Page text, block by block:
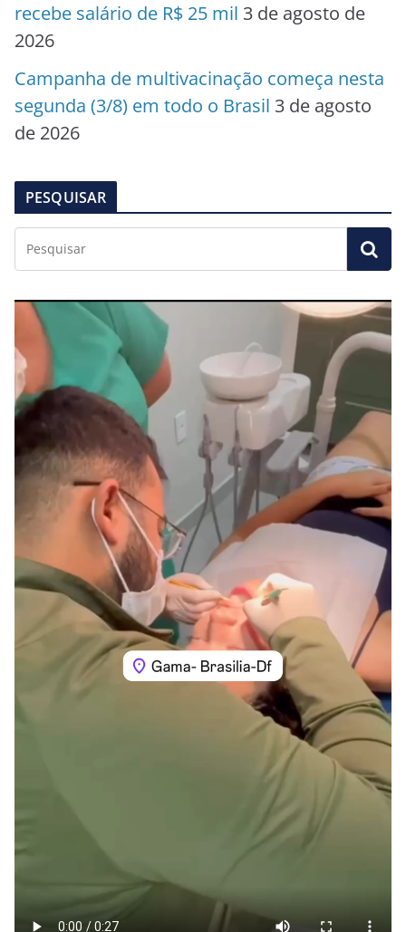
recebe salário de R$ 25 mil 3 de agosto de
2026
Campanha de multivacinação começa nesta
segunda (3/8) em todo o Brasil 3 de agosto
de 2026
PESQUISAR